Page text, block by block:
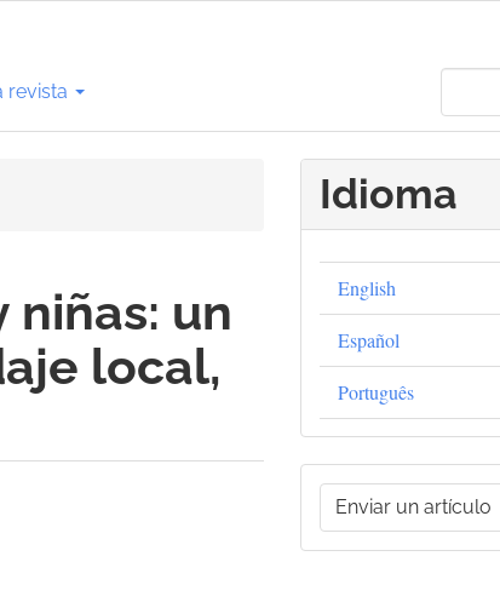
revista
niñas: un
local,
Idioma
English
Español
Português
Enviar
unEnviar un artículo